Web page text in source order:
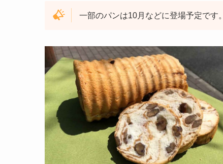
一部のパンは10月などに登場予定です。